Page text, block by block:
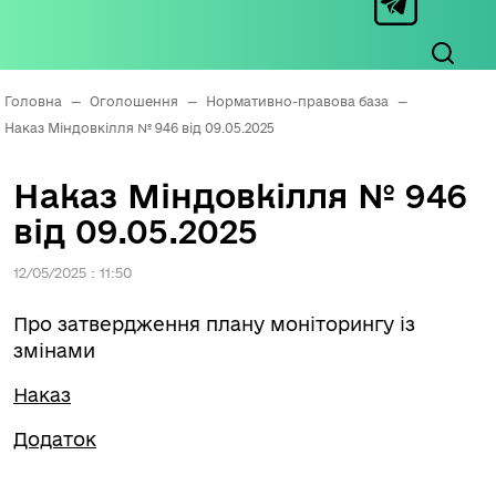
Головна — Оголошення — Нормативно-правова база
—
Наказ Міндовкілля № 946 від 09.05.2025
Наказ Міндовкілля № 946
від 09.05.2025
12/05/2025 : 11:50
Про затвердження плану моніторингу із
змінами
Наказ
Додаток